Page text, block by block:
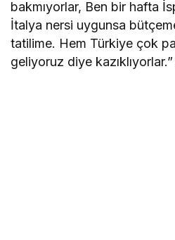
bakmıyorlar, Ben bir hafta
İtalya nersi uygunsa
tatilime. Hem Türkiye çok
geliyoruz diye